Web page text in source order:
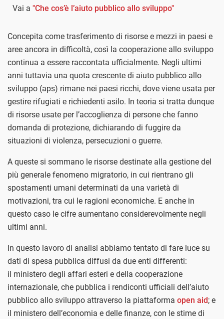
Vai a "Che cos’è l’aiuto pubblico allo sviluppo"
Concepita come trasferimento di risorse e mezzi in paesi e
aree ancora in difficoltà, così la cooperazione allo sviluppo
continua a essere raccontata ufficialmente. Negli ultimi
anni tuttavia una quota crescente di aiuto pubblico allo
sviluppo (aps) rimane nei paesi ricchi, dove viene usata per
gestire rifugiati e richiedenti asilo. In teoria si tratta dunque
di risorse usate per l’accoglienza di persone che fanno
domanda di protezione, dichiarando di fuggire da
situazioni di violenza, persecuzioni o guerre.
A queste si sommano le risorse destinate alla gestione del
più generale fenomeno migratorio, in cui rientrano gli
spostamenti umani determinati da una varietà di
motivazioni, tra cui le ragioni economiche. E anche in
questo caso le cifre aumentano considerevolmente negli
ultimi anni.
In questo lavoro di analisi abbiamo tentato di fare luce su
dati di spesa pubblica diffusi da due enti differenti:
il ministero degli affari esteri e della cooperazione
internazionale, che pubblica i rendiconti ufficiali dell’aiuto
pubblico allo sviluppo attraverso la piattaforma open aid; e
il ministero dell’economia e delle finanze, con le stime di